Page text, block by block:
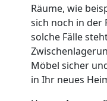
Räume, wie
sich noch in der
solche Fälle
Möbel sicher
in Ihr neues
Wiener
Neustadt
Full-